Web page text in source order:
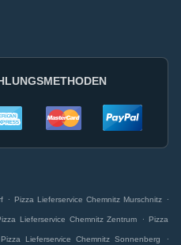
. Pizza Lieferservice Chemnitz Murschnitz .
Lieferservice Chemnitz Zentrum . Pizza
Pizza Lieferservice Chemnitz Sonnenberg .